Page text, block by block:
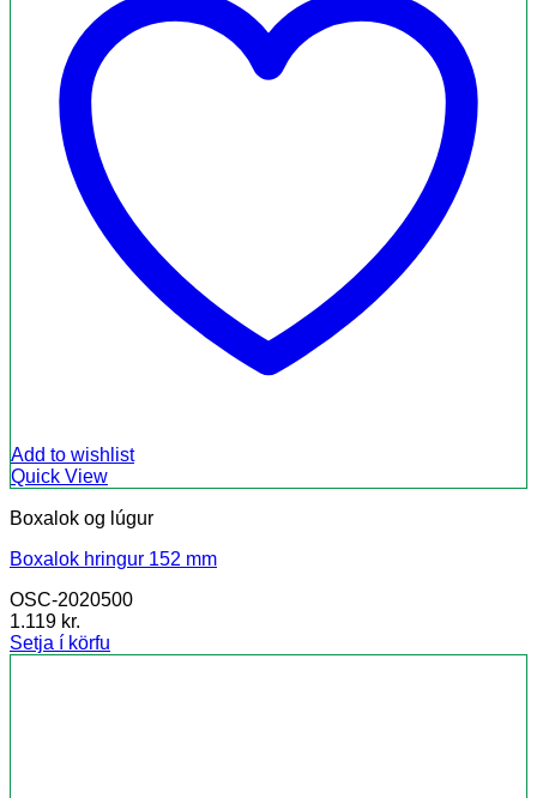
Add to wishlist
Quick View
Boxalok og lúgur
Boxalok hringur 152 mm
OSC-2020500
1.119 kr.
Setja í körfu